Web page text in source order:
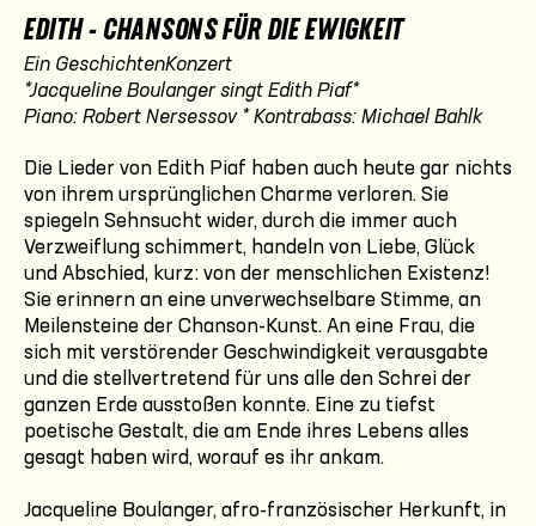
EDITH - CHANSONS FÜR DIE EWIGKEIT
Ein GeschichtenKonzert
*Jacqueline Boulanger singt Edith Piaf*
Piano: Robert Nersessov * Kontrabass: Michael Bahlk
Die Lieder von Edith Piaf haben auch heute gar nichts
von ihrem ursprünglichen Charme verloren. Sie
spiegeln Sehnsucht wider, durch die immer auch
Verzweiflung schimmert, handeln von Liebe, Glück
und Abschied, kurz: von der menschlichen Existenz!
Sie erinnern an eine unverwechselbare Stimme, an
Meilensteine der Chanson-Kunst. An eine Frau, die
sich mit verstörender Geschwindigkeit verausgabte
und die stellvertretend für uns alle den Schrei der
ganzen Erde ausstoßen konnte. Eine zu tiefst
poetische Gestalt, die am Ende ihres Lebens alles
gesagt haben wird, worauf es ihr ankam.
Jacqueline Boulanger, afro-französischer Herkunft, in